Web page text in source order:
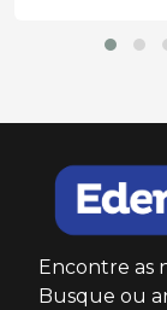
Encontre as
Busque ou